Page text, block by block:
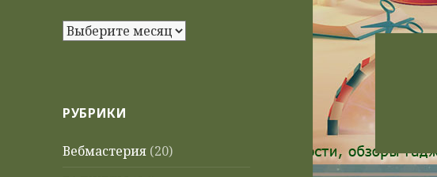
Архивы
РУБРИКИ
Вебмастерия (20)